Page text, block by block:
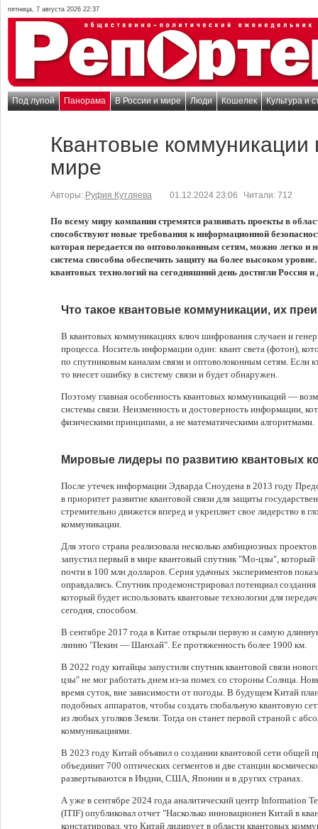
пятница, 7 августа 2026 22:37
Под лупой Панорама В России и мире Люди Кошелек Культура и
Квантовые коммуникации
мире
Авторы: Руфия Кутляева 01.12.2024 23:06 Читали: 712
По всему миру компании стремятся развивать проекты в
способствуют новые требования к информационной
которая передается по оптоволоконным сетям, можно легко и
система способна обеспечить защиту на более высоком
квантовых технологий на сегодняшний день достигли Россия и
Что такое квантовые коммуникации, их
В квантовых коммуникациях ключ шифрования случаен и
процесса. Носитель информации один: квант света (фотон),
по спутниковым каналам связи и оптоволоконным сетям. Если
то внесет ошибку в систему связи и будет обнаружен.
Поэтому главная особенность квантовых коммуникаций —
системы связи. Неизменность и достоверность информации,
физическими принципами, а не математическими алгоритмами.
Мировые лидеры по развитию квантовых
После утечек информации Эдварда Сноудена в 2013 году
в приоритет развитие квантовой связи для защиты
стремительно движется вперед и укрепляет свое лидерство в
коммуникации.
Для этого страна реализовала несколько амбициозных
запустил первый в мире квантовый спутник "Мо-цзы",
почти в 100 млн долларов. Серия удачных экспериментов
оправдались. Спутник продемонстрировал потенциал создания
который будет использовать квантовые технологии для
сегодня, способом.
В сентябре 2017 года в Китае открыли первую и самую
линию "Пекин — Шанхай". Ее протяженность более 1900 км.
В 2022 году китайцы запустили спутник квантовой связи
цзы" не мог работать днем из-за помех со стороны Солнца.
время суток, вне зависимости от погоды. В будущем Китай
подобных аппаратов, чтобы создать глобальную квантовую
из любых уголков Земли. Тогда он станет первой страной с
коммуникациями.
В 2023 году Китай объявил о создании квантовой сети общей
объединит 700 оптических сегментов и две станции
развертываются в Индии, США, Японии и в других странах.
А уже в сентябре 2024 года аналитический центр Information
(ITIF) опубликовал отчет "Насколько инновационен Китай в
констатировал, что Китай лидирует в области квантовых